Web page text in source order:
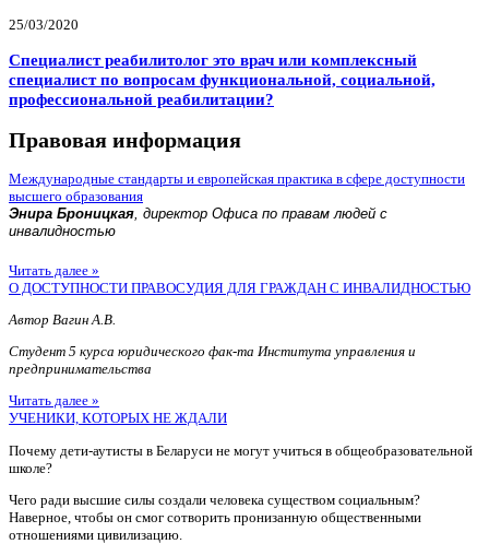
25/03/2020
Специалист реабилитолог это врач или комплексный
специалист по вопросам функциональной, социальной,
профессиональной реабилитации?
Правовая информация
Международные стандарты и европейская практика в сфере доступности
высшего образования
Энира Броницкая, директор Офиса по правам людей с
инвалидностью
Читать далее »
О ДОСТУПНОСТИ ПРАВОСУДИЯ ДЛЯ ГРАЖДАН С ИНВАЛИДНОСТЬЮ
Автор Вагин А.В.
Студент 5 курса юридического фак-та Института управления и
предпринимательства
Читать далее »
УЧЕНИКИ, КОТОРЫХ НЕ ЖДАЛИ
Почему дети-аутисты в Беларуси не могут учиться в общеобразовательной
школе?
Чего ради высшие силы создали человека существом социальным?
Наверное, чтобы он смог сотворить пронизанную общественными
отношениями цивилизацию.